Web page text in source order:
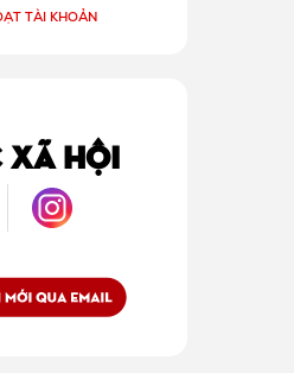
TÀI KHOẢN
XÃ HỘI